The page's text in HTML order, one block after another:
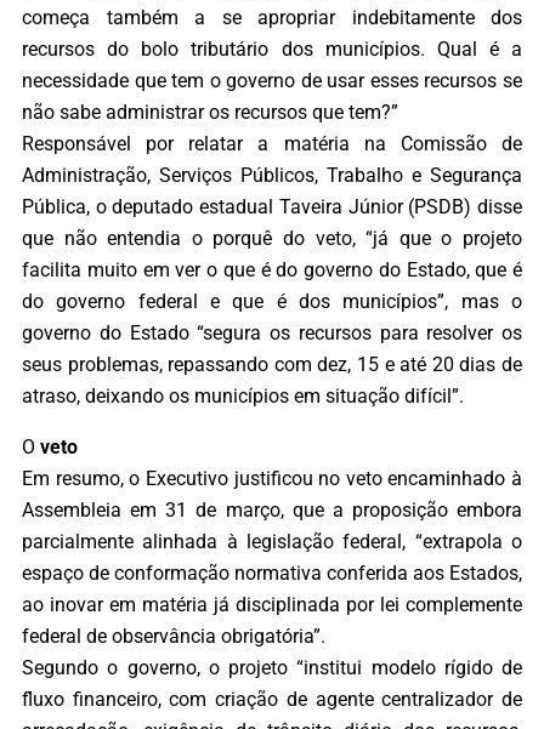
começa também a se apropriar indebitamente dos
recursos do bolo tributário dos municípios. Qual é a
necessidade que tem o governo de usar esses recursos se
não sabe administrar os recursos que tem?”
Responsável por relatar a matéria na Comissão de
Administração, Serviços Públicos, Trabalho e Segurança
Pública, o deputado estadual Taveira Júnior (PSDB) disse
que não entendia o porquê do veto, “já que o projeto
facilita muito em ver o que é do governo do Estado, que é
do governo federal e que é dos municípios”, mas o
governo do Estado “segura os recursos para resolver os
seus problemas, repassando com dez, 15 e até 20 dias de
atraso, deixando os municípios em situação difícil”.
O veto
Em resumo, o Executivo justificou no veto encaminhado à
Assembleia em 31 de março, que a proposição embora
parcialmente alinhada à legislação federal, “extrapola o
espaço de conformação normativa conferida aos Estados,
ao inovar em matéria já disciplinada por lei complemente
federal de observância obrigatória”.
Segundo o governo, o projeto “institui modelo rígido de
fluxo financeiro, com criação de agente centralizador de